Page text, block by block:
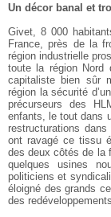
Un décor banal et
Givet, 8 000
France, près de la
région industrielle
toute la région Nord
capitaliste bien sûr
région la sécurité
précurseurs des
enfants, le tout dans
restructurations
ont ravagé ce tissu
des deux côtés de la
quelques usines
politiciens et
éloigné des grands
des